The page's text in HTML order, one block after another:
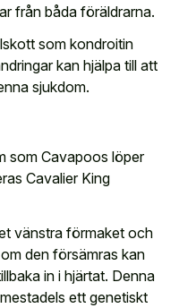
från båda föräldrarna.
som kondroitin
kan hjälpa till att
sjukdom.
som Cavapoos löper
Cavalier King
vänstra förmaket och
den försämras kan
in i hjärtat. Denna
ett genetiskt